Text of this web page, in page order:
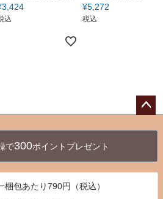
3,424
込
¥5,272
税込
へ
で300ポイントプレゼント
梱包あたり790円（税込）